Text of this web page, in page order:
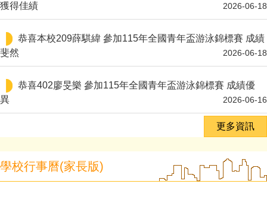
獲得佳績
2026-06-18
恭喜本校209薛騏緯 參加115年全國青年盃游泳錦標賽 成績
斐然
2026-06-18
恭喜402廖旻樂 參加115年全國青年盃游泳錦標賽 成績優
異
2026-06-16
更多資訊
學校行事曆(家長版)